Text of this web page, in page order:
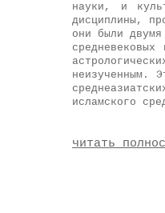
науки, и
дисциплины,
они были
неизученным.
исламского
читать